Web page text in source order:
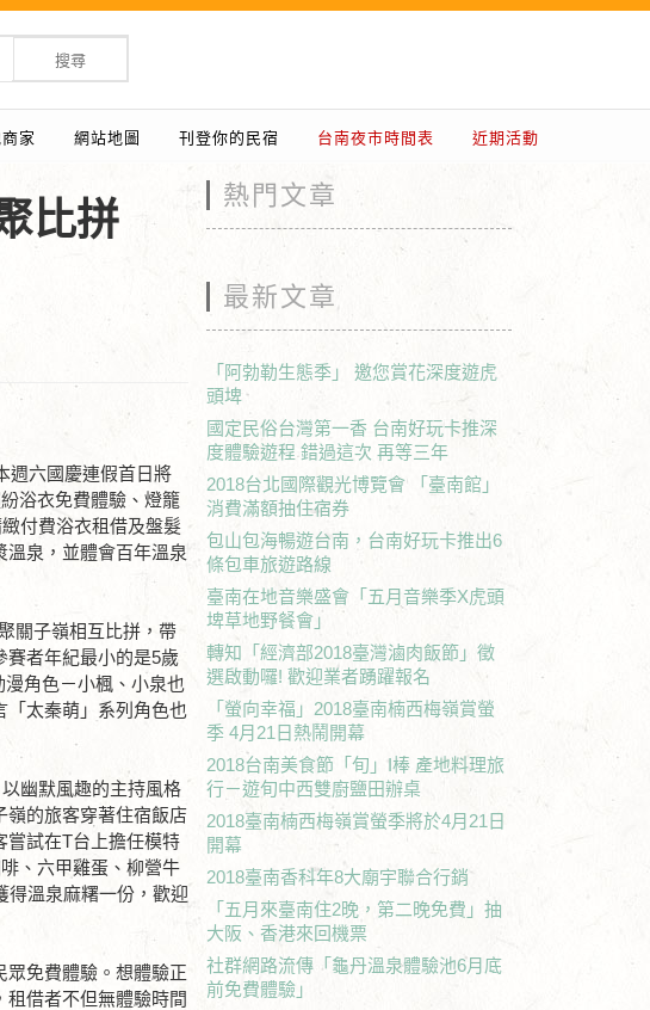
搜尋
家 網站地圖 刊登你的民宿 台南夜市時間表 近期活動
比拼
週六國慶連假首日將
浴衣免費體驗、燈籠
付費浴衣租借及盤髮
溫泉，並體會百年溫泉
關子嶺相互比拼，帶
賽者年紀最小的是5歲
角色－小楓、小泉也
「太秦萌」系列角色也
幽默風趣的主持風格
嶺的旅客穿著住宿飯店
嘗試在T台上擔任模特
、六甲雞蛋、柳營牛
得溫泉麻糬一份，歡迎
眾免費體驗。想體驗正
借者不但無體驗時間
熱門文章
最新文章
「阿勃勒生態季」 邀您賞花深度遊虎
頭埤
國定民俗台灣第一香 台南好玩卡推深
度體驗遊程 錯過這次 再等三年
2018台北國際觀光博覽會 「臺南館」
消費滿額抽住宿券
包山包海暢遊台南，台南好玩卡推出6
條包車旅遊路線
臺南在地音樂盛會「五月音樂季X虎頭
埤草地野餐會」
轉知「經濟部2018臺灣滷肉飯節」徵
選啟動囉! 歡迎業者踴躍報名
「螢向幸福」2018臺南楠西梅嶺賞螢
季 4月21日熱鬧開幕
2018台南美食節「旬」I棒 產地料理旅
行－遊旬中西雙廚鹽田辦桌
2018臺南楠西梅嶺賞螢季將於4月21日
開幕
2018臺南香科年8大廟宇聯合行銷
「五月來臺南住2晚，第二晚免費」抽
大阪、香港來回機票
社群網路流傳「龜丹溫泉體驗池6月底
前免費體驗」